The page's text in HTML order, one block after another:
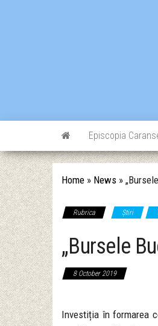
Episcopia
Home » News »
Rubrica Știri
„Bursele
8 October 2019
Investiția în formarea